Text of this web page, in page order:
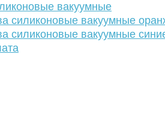
вакуумные
силиконовые вакуумные
силиконовые вакуумные